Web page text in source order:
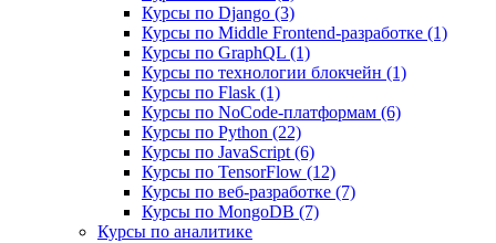
Курсы по Django (3)
Курсы по Middle Frontend-разработке (1)
Курсы по GraphQL (1)
Курсы по технологии блокчейн (1)
Курсы по Flask (1)
Курсы по NoCode‑платформам (6)
Курсы по Python (22)
Курсы по JavaScript (6)
Курсы по TensorFlow (12)
Курсы по веб‑разработке (7)
Курсы по MongoDB (7)
Курсы по аналитике